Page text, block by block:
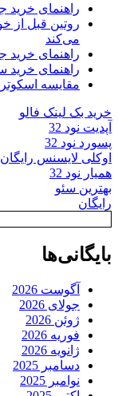
راهنمای خرید
می‌کند
راهنمای خرید
راهنمای خرید
مقایسه
خرید بک لینک فالو
آپدیت نود 32
پسورد نود 32
اوکلی لایسنس رایگان
همیار نود 32
بهترین سئو
رایگان
بایگانی‌ها
آگوست 2026
جولای 2026
ژوئن 2026
فوریه 2026
ژانویه 2026
دسامبر 2025
نوامبر 2025